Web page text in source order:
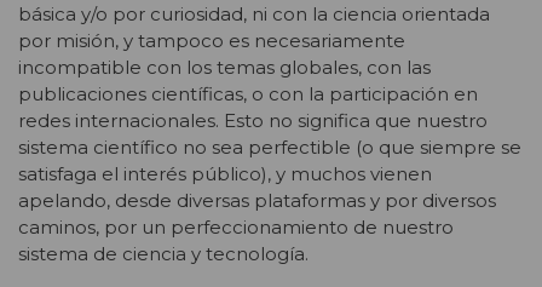
básica y/o por curiosidad, ni con la ciencia orientada
por misión, y tampoco es necesariamente
incompatible con los temas globales, con las
publicaciones científicas, o con la participación en
redes internacionales. Esto no significa que nuestro
sistema científico no sea perfectible (o que siempre se
satisfaga el interés público), y muchos vienen
apelando, desde diversas plataformas y por diversos
caminos, por un perfeccionamiento de nuestro
sistema de ciencia y tecnología.